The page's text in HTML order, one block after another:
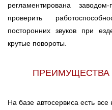
регламентирована
проверить
посторонних звуков при
крутые повороты.
ПРЕИМУЩЕСТВА
На базе автосервиса есть